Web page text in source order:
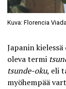
Kuva: Florencia
Japanin
oleva termi
tsunde-oku, eli
myöhempää